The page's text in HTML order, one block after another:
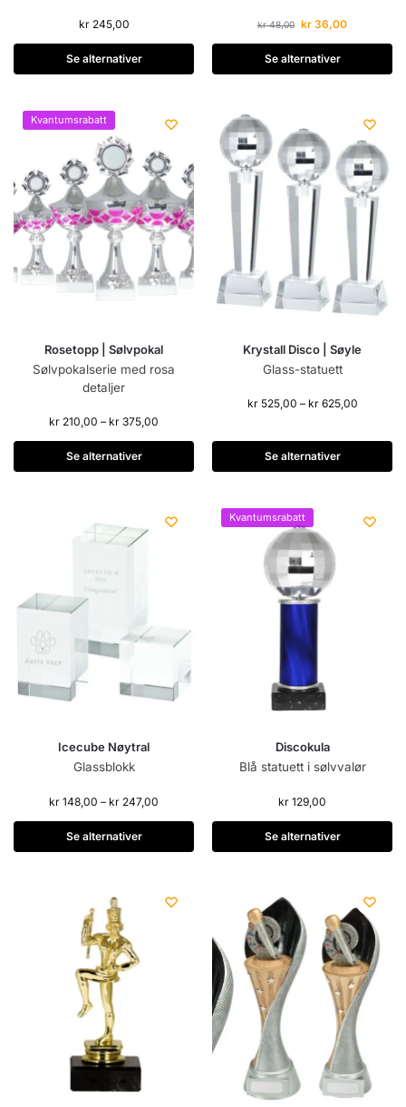
kr245,00
Se alternativer
kr48,00 kr 36,00
Se alternativer
Kvantumsrabatt
Rosetopp | Sølvpokal
Sølvpokalserie med rosa
detaljer
kr 210,00 – kr 375,00
Se alternativer
Krystall Disco | Søyle
Glass-statuett
kr525,00 – kr625,00
Se alternativer
Icecube Nøytral
Glassblokk
kr 148,00 – kr 247,00
Se alternativer
Kvantumsrabatt
Discokula
Blå statuett i sølvvalør
kr 129,00
Se alternativer